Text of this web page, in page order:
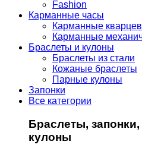
Fashion
Карманные часы
Карманные
Карманные
Браслеты и кулоны
Браслеты из стали
Кожаные браслеты
Парные кулоны
Запонки
Все категории
Браслеты, запонки,
кулоны